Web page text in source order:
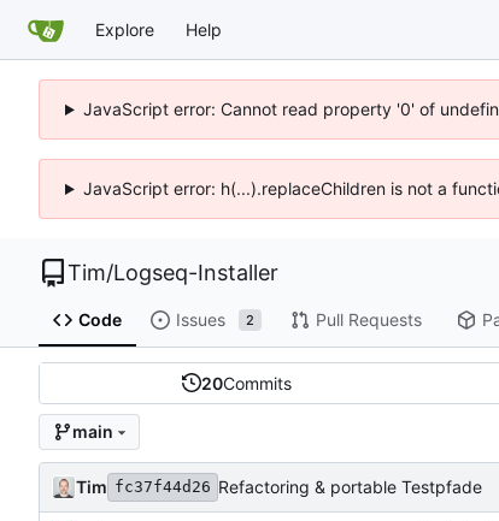
Explore Help
JavaScript error: Cannot read property '0' of
JavaScript error: h(...).replaceChildren is not a
Tim/Logseq-Installer
Code Issues 2 Pull Requests
20Commits
main
Tim fc37f44d26 Refactoring & portable Testpfade